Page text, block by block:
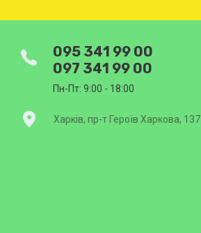
095 341 99 00
097 341 99 00
Пн-Пт: 9:00 - 18:00
Харків, пр-т Героїв Харкова, 137